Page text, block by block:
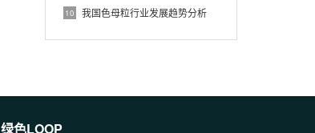
10 我国色母粒行业发展趋势分析
绿色LOOP